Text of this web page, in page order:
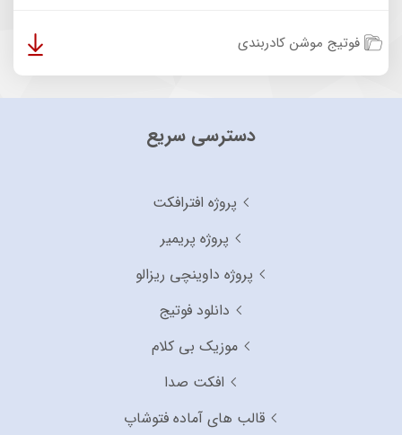
فوتیج موشن کادربندی
دسترسی سریع
پروژه افترافکت
پروژه پریمیر
پروژه داوینچی ریزالو
دانلود فوتیج
موزیک بی کلام
افکت صدا
قالب های آماده فتوشاپ